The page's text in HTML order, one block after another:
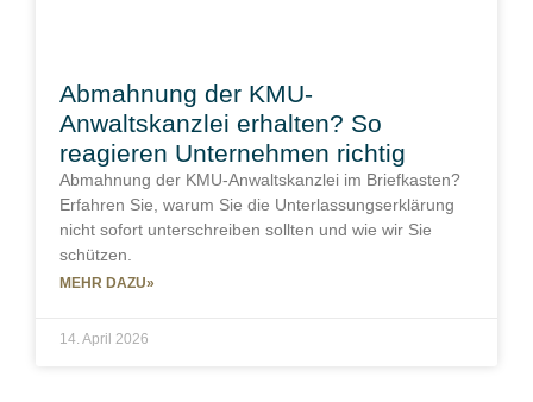
Abmahnung der KMU-
Anwaltskanzlei erhalten? So
reagieren Unternehmen richtig
Abmahnung der KMU-Anwaltskanzlei im Briefkasten?
Erfahren Sie, warum Sie die Unterlassungserklärung
nicht sofort unterschreiben sollten und wie wir Sie
schützen.
MEHR DAZU»
14. April 2026